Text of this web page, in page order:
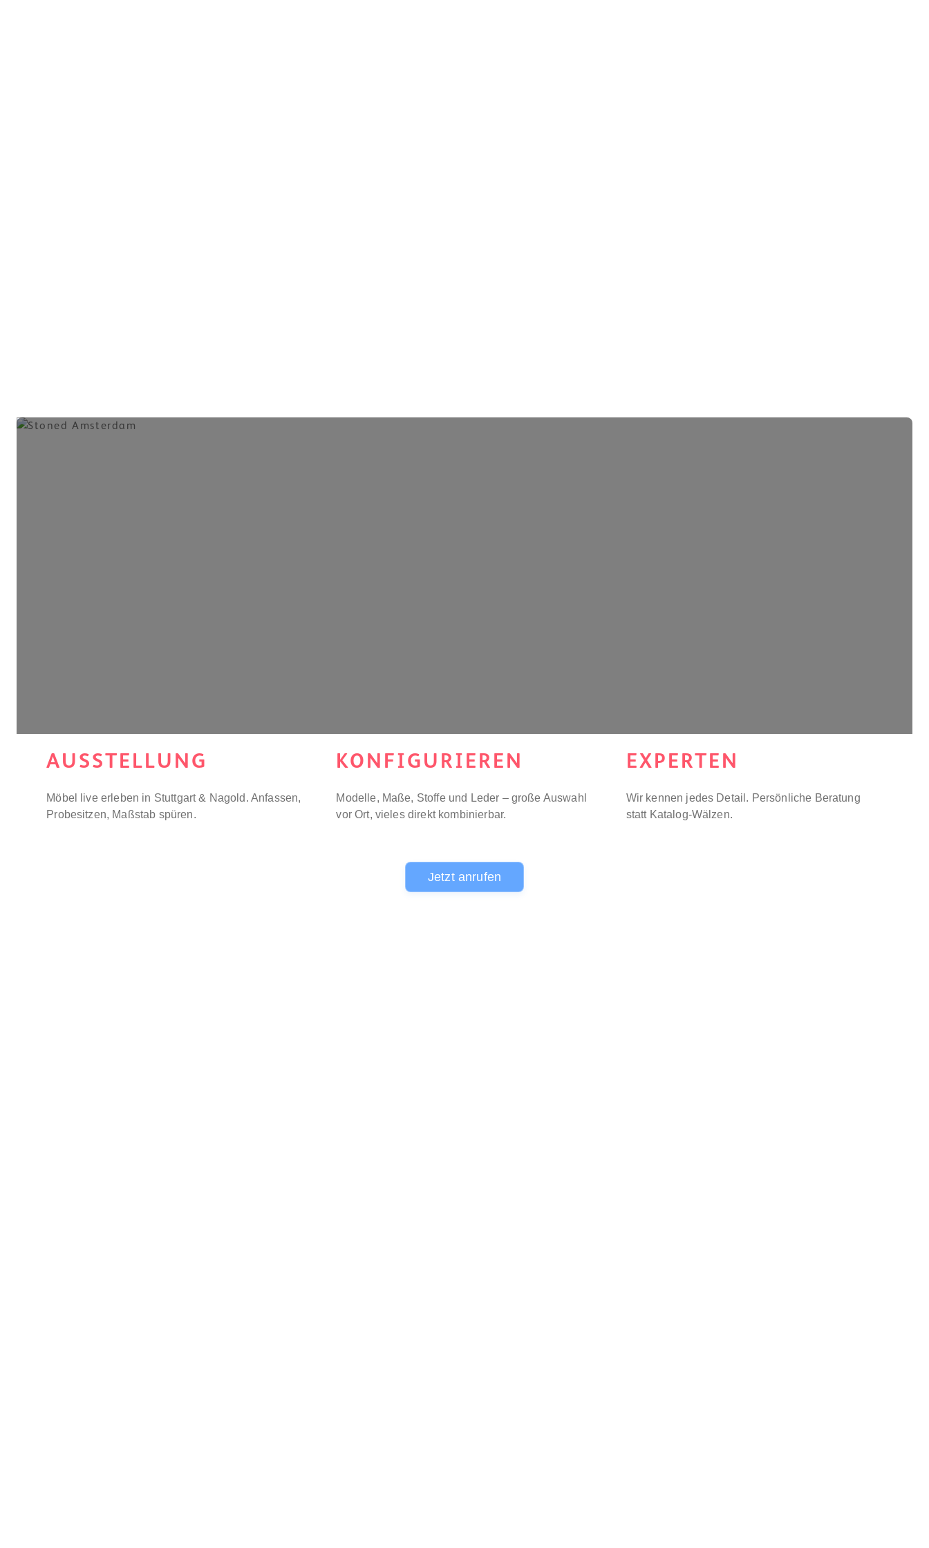
AUSSTELLUNG
Möbel live erleben in Stuttgart & Nagold. Anfassen,
Probesitzen, Maßstab spüren.
KONFIGURIEREN
Modelle, Maße, Stoffe und Leder – große Auswahl
vor Ort, vieles direkt kombinierbar.
EXPERTEN
Wir kennen jedes Detail. Persönliche Beratung
statt Katalog-Wälzen.
Jetzt anrufen